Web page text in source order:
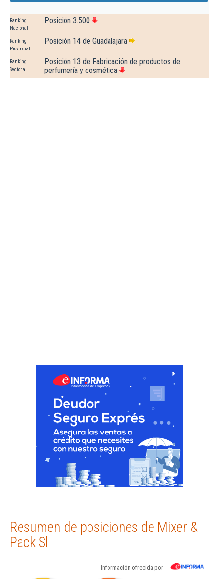
Ranking
Nacional
Posición 3.500
Ranking
Provincial
Posición 14 de Guadalajara
Ranking
Sectorial
Posición 13 de Fabricación de productos de
perfumería y cosmética
Resumen de posiciones de Mixer &
Pack Sl
Información ofrecida por